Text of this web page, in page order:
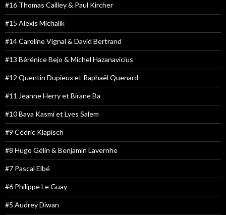
#16 Thomas Cailley & Paul Kircher
#15 Alexis Michalik
#14 Caroline Vignal & David Bertrand
#13 Bérénice Bejo & Michel Hazanavicius
#12 Quentin Dupieux et Raphaël Quenard
#11 Jeanne Herry et Birane Ba
#10 Baya Kasmi et Lyes Salem
#9 Cédric Klapisch
#8 Hugo Gélin & Benjamin Lavernhe
#7 Pascal Elbé
#6 Philippe Le Guay
#5 Audrey Diwan